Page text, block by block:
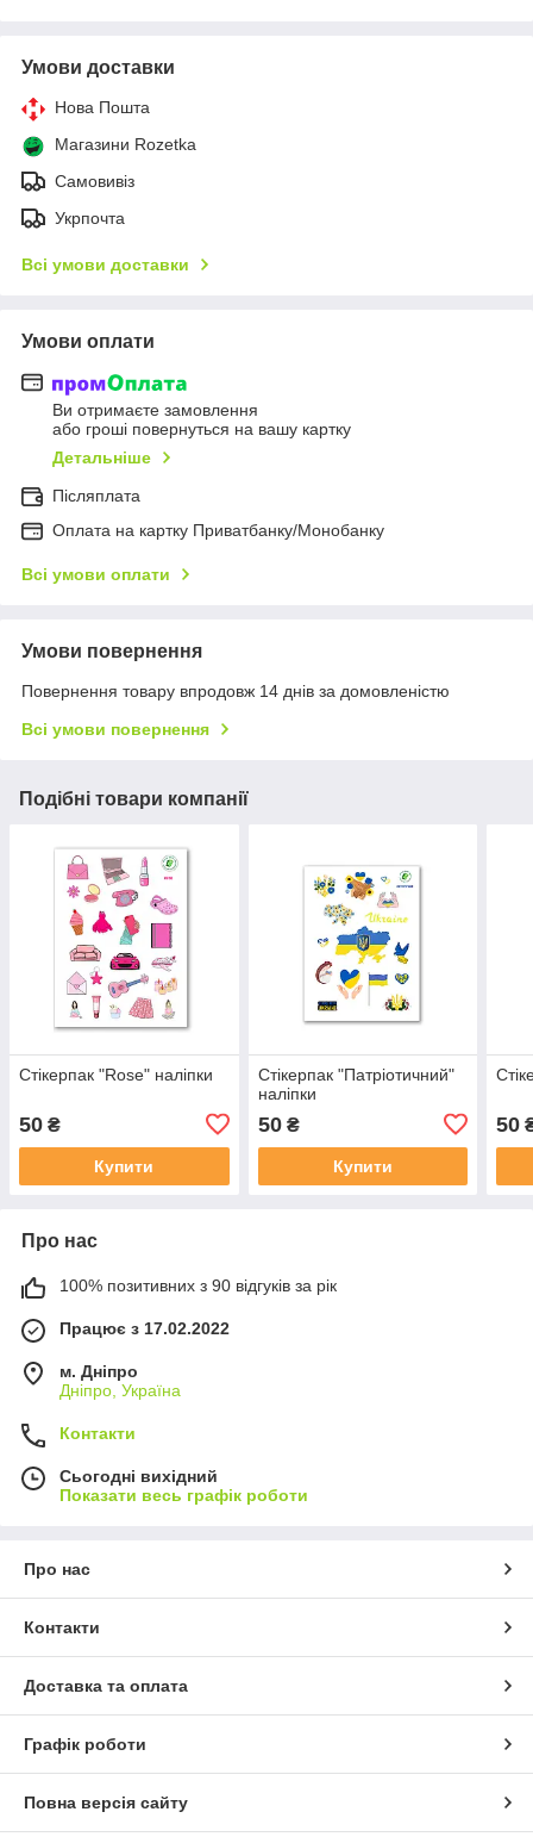
Умови доставки
Нова Пошта
Магазини Rozetka
Самовивіз
Укрпочта
Всі умови доставки
Умови оплати
Ви отримаєте замовлення
або гроші повернуться на вашу картку
Детальніше
Післяплата
Оплата на картку Приватбанку/Монобанку
Всі умови оплати
Умови повернення
Повернення товару впродовж 14 днів за домовленістю
Всі умови повернення
Подібні товари компанії
Стікерпак "Rose" наліпки
50 ₴
Купити
Стікерпак "Патріотичний"
наліпки
50₴
Купити
50
Про нас
100% позитивних з 90 відгуків за рік
Працює з 17.02.2022
м. Дніпро
Дніпро, Україна
Контакти
Сьогодні вихідний
Показати весь графік роботи
Про нас
Контакти
Доставка та оплата
Графік роботи
Повна версія сайту